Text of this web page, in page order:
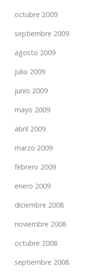
octubre 2009
septiembre 2009
agosto 2009
julio 2009
junio 2009
mayo 2009
abril 2009
marzo 2009
febrero 2009
enero 2009
diciembre 2008
noviembre 2008
octubre 2008
septiembre 2008